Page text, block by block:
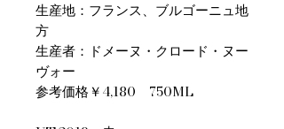
生産地：フランス、ブルゴーニュ地
方
生産者：ドメーヌ・クロード・ヌー
ヴォー
参考価格￥4,180 750ML